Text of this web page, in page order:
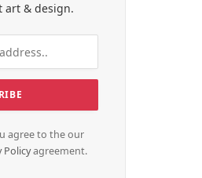
art & design.
agree to the our
Policyagreement.